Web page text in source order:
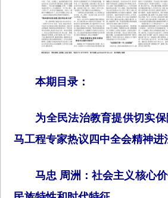
本期目录：
为全民法治教育提供切实
马工程专家热议四中全会精神进
马忠 周洲：社会主义核心价